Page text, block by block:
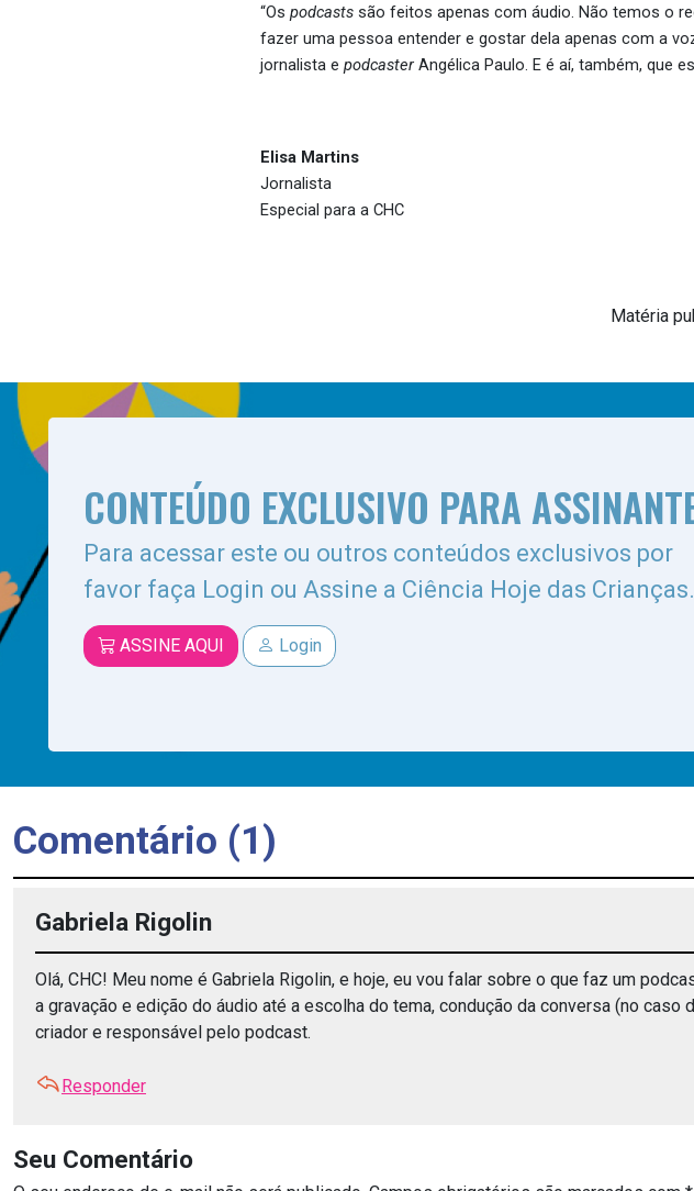
“Os podcasts são feitos apenas com áudio. Não temos o
fazer uma pessoa entender e gostar dela apenas com a
jornalista e podcaster Angélica Paulo. E é aí, também, que
Elisa Martins
Jornalista
Especial para a CHC
Matéria
CONTEÚDO EXCLUSIVO PARA
Para acessar este ou outros conteúdos exclusivos por
favor faça Login ou Assine a Ciência Hoje das Crianças.
ASSINE AQUI Login
Comentário (1)
Gabriela Rigolin
Olá, CHC! Meu nome é Gabriela Rigolin, e hoje, eu vou falar sobre o que faz um
a gravação e edição do áudio até a escolha do tema, condução da conversa (no
criador e responsável pelo podcast.
Responder
Seu Comentário